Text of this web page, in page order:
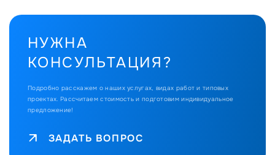
НУЖНА
КОНСУЛЬТАЦИЯ?
Подробно расскажем о наших услугах, видах работ и типовых
проектах. Рассчитаем стоимость и подготовим индивидуальное
предложение!
ЗАДАТЬ ВОПРОС